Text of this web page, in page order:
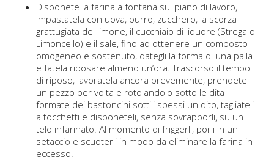
Disponete la farina a fontana sul piano di lavoro,
impastatela con uova, burro, zucchero, la scorza
grattugiata del limone, il cucchiaio di liquore (Strega o
Limoncello) e il sale, fino ad ottenere un composto
omogeneo e sostenuto, dategli la forma di una palla
e fatela riposare almeno un’ora. Trascorso il tempo
di riposo, lavoratela ancora brevemente, prendete
un pezzo per volta e rotolandolo sotto le dita
formate dei bastoncini sottili spessi un dito, tagliateli
a tocchetti e disponeteli, senza sovrapporli, su un
telo infarinato. Al momento di friggerli, porli in un
setaccio e scuoterli in modo da eliminare la farina in
eccesso.